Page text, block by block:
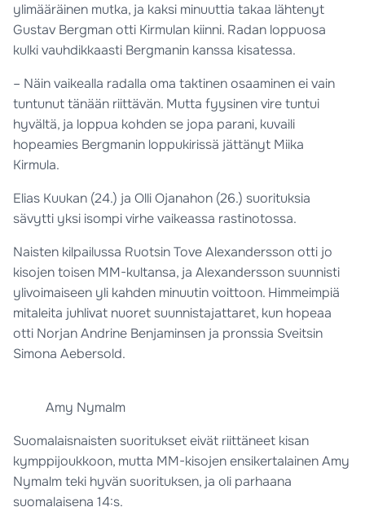
ylimääräinen mutka, ja kaksi minuuttia takaa lähtenyt
Gustav Bergman otti Kirmulan kiinni. Radan loppuosa
kulki vauhdikkaasti Bergmanin kanssa kisatessa.
– Näin vaikealla radalla oma taktinen osaaminen ei vain
tuntunut tänään riittävän. Mutta fyysinen vire tuntui
hyvältä, ja loppua kohden se jopa parani, kuvaili
hopeamies Bergmanin loppukirissä jättänyt Miika
Kirmula.
Elias Kuukan (24.) ja Olli Ojanahon (26.) suorituksia
sävytti yksi isompi virhe vaikeassa rastinotossa.
Naisten kilpailussa Ruotsin Tove Alexandersson otti jo
kisojen toisen MM-kultansa, ja Alexandersson suunnisti
ylivoimaiseen yli kahden minuutin voittoon. Himmeimpiä
mitaleita juhlivat nuoret suunnistajattaret, kun hopeaa
otti Norjan Andrine Benjaminsen ja pronssia Sveitsin
Simona Aebersold.
Amy Nymalm
Suomalaisnaisten suoritukset eivät riittäneet kisan
kymppijoukkoon, mutta MM-kisojen ensikertalainen Amy
Nymalm teki hyvän suorituksen, ja oli parhaana
suomalaisena 14:s.